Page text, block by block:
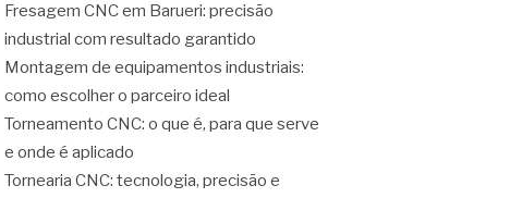
Fresagem CNC em Barueri: precisão
industrial com resultado garantido
Montagem de equipamentos industriais:
como escolher o parceiro ideal
Torneamento CNC: o que é, para que serve
e onde é aplicado
Tornearia CNC: tecnologia, precisão e